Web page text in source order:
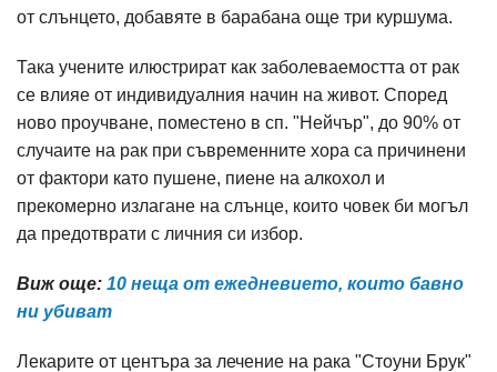
от слънцето, добавяте в барабана още три куршума.
Така учените илюстрират как заболеваемостта от рак
се влияе от индивидуалния начин на живот. Според
ново проучване, поместено в сп. "Нейчър", до 90% от
случаите на рак при съвременните хора са причинени
от фактори като пушене, пиене на алкохол и
прекомерно излагане на слънце, които човек би могъл
да предотврати с личния си избор.
Виж още: 10 неща от ежедневието, които бавно
ни убиват
Лекарите от центъра за лечение на рака "Стоуни Брук"